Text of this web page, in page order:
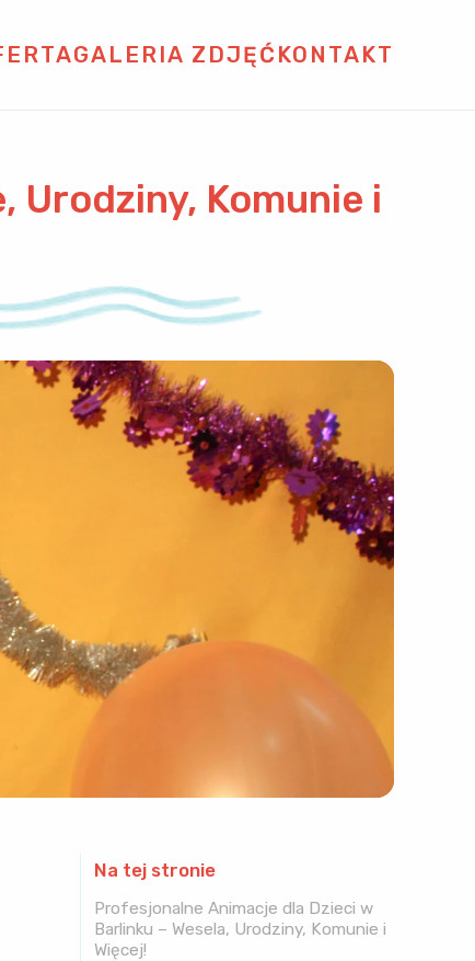
GALERIA ZDJĘĆ KONTAKT
Urodziny, Komunie i
Na tej stronie
Profesjonalne Animacje dla Dzieci w
Barlinku – Wesela, Urodziny, Komunie i
Więcej!